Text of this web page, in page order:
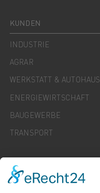
KUNDEN
INDUSTRIE
AGRAR
WERKSTATT & AUTOHAUS
ENERGIEWIRTSCHAFT
BAUGEWERBE
TRANSPORT
KARRIERE